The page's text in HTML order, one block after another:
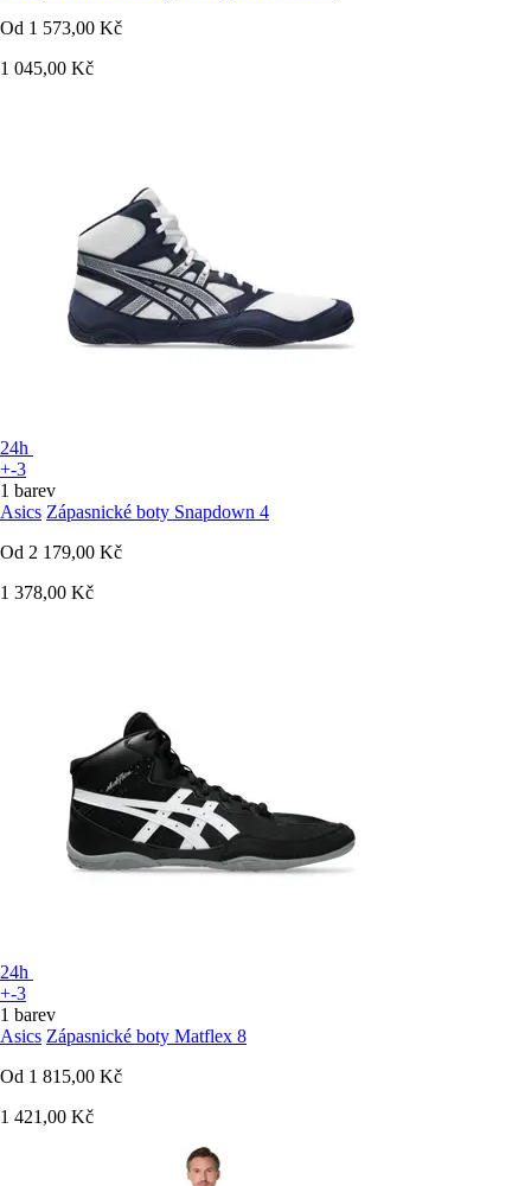
Od 1 573,00 Kč
1 045,00 Kč
24h
+-3
1 barev
Asics Zápasnické boty Snapdown 4
Od 2 179,00 Kč
1 378,00 Kč
24h
+-3
1 barev
Asics Zápasnické boty Matflex 8
Od 1 815,00 Kč
1 421,00 Kč